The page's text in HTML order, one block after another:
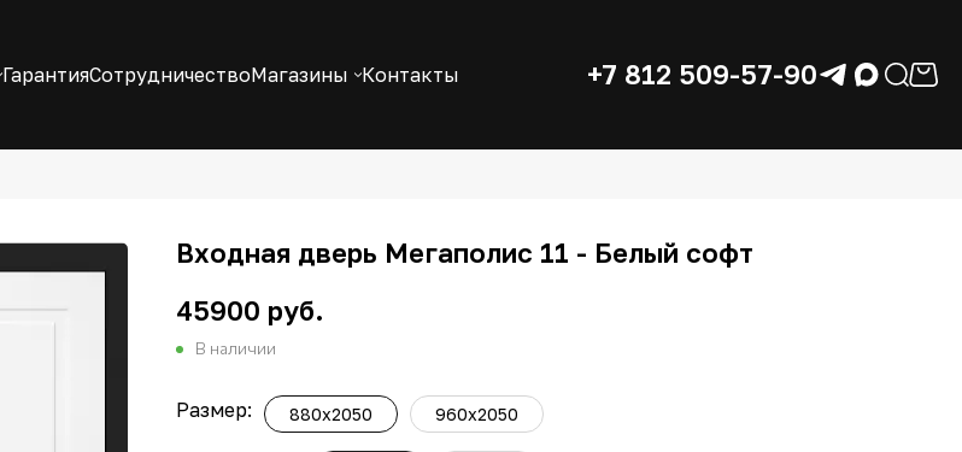
ГарантияСотрудничествоМагазины Контакты +7 812 509-57-90
Входная дверь Мегаполис 11 - Белый софт
45900 руб.
В наличии
Размер: 880x2050 960x2050